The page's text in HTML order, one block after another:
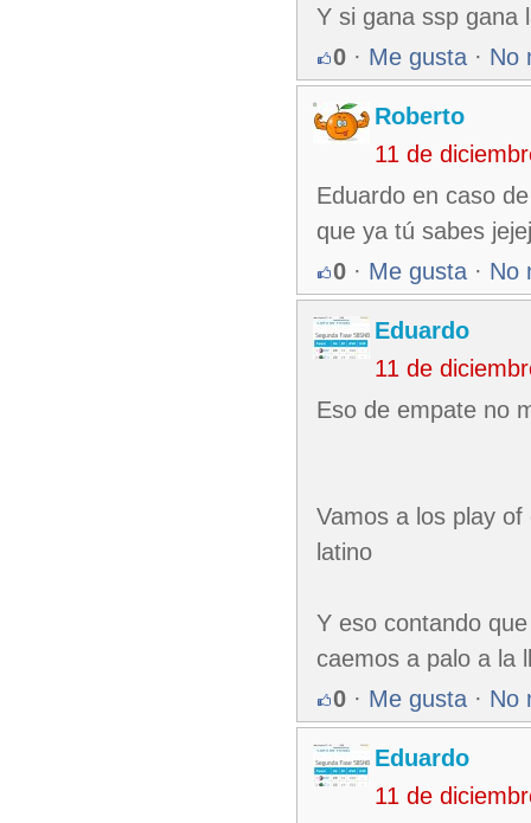
Y si gana ssp gana
0 · Me gusta · No
Roberto
11 de
Eduardo en caso
que ya tú sabes
0 · Me gusta · No
Eduardo
11 de
Eso de empate no
Vamos a los play
latino
Y eso contando
caemos a palo a la
0 · Me gusta · No
Eduardo
11 de